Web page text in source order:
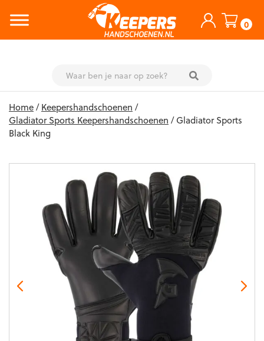
0
content
Home/Keepershandschoenen /
Gladiator Sports Keepershandschoenen / Gladiator Sports
Black King